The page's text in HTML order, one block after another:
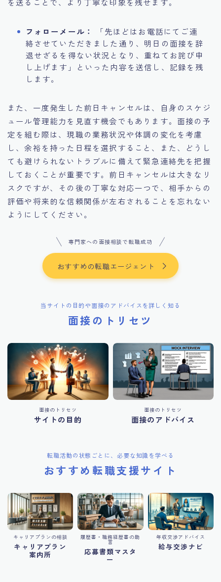
フォローメール：
「先ほどはお電話にてご連
絡させていただきました通り、明日の面接を辞
退せざるを得ない状況となり、重ねてお詫び申
し上げます」といった内容を送信し、記録を残
します。
また、一度発生した前日キャンセルは、自身のスケジ
ュール管理能力を見直す機会でもあります。面接の予
定を組む際は、現職の業務状況や体調の変化を考慮
し、余裕を持った日程を選択すること、また、どうし
ても避けられないトラブルに備えて緊急連絡先を把握
しておくことが重要です。前日キャンセルは大きなリ
スクですが、その後の丁寧な対応一つで、相手からの
評価や将来的な信頼関係が左右されることを忘れない
ようにしてください。
専門家への面接相談で転職成功
おすすめの転職エージェント
当サイトの目的や面接のアドバイスを詳しく知る
面接のトリセツ
面接のトリセツ
サイトの目的
面接のトリセツ
面接のアドバイス
転職活動の状態ごとに、必要な知識を学べる
おすすめ転職支援サイト
キャリアプランの相談
キャリアプラン
案内所
履歴書・職務経歴書の助
言
応募書類マスタ
ー
年収交渉アドバイス
給与交渉ナビ